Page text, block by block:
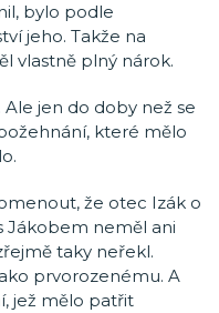
bylo podle
jeho. Takže na
vlastně plný nárok.
jen do doby než se
které mělo
že otec Izák o
Jákobem neměl ani
taky neřekl.
prvorozenému. A
jež mělo patřit